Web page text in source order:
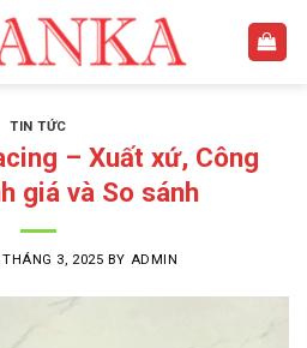
TIN TỨC
– Xuất xứ, Công
giá và So sánh
THÁNG 3, 2025 BY ADMIN